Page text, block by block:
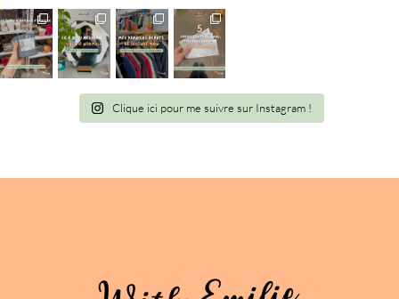
Clique ici pour me suivre sur Instagram !